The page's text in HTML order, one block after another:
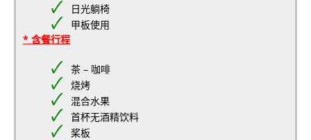
日光躺椅
甲板使用
* 含餐行程
茶 – 咖啡
烧烤
混合水果
首杯无酒精饮料
桨板